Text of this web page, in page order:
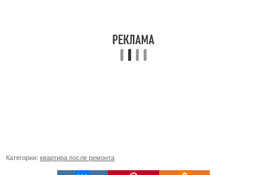
Категории: квартира после ремонта